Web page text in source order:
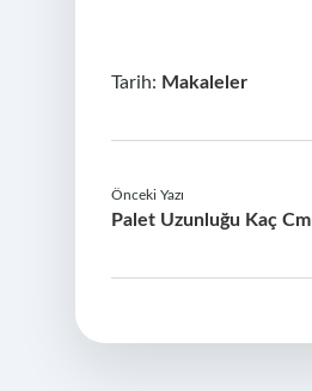
Tarih: Makaleler
Önceki Yazı
Palet Uzunluğu Kaç Cm